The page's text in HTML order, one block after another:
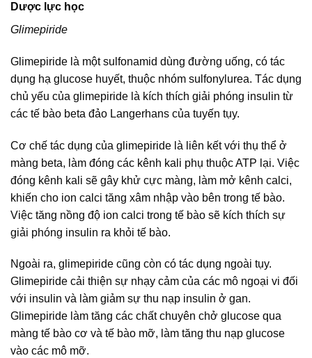
Dược lực học
Glimepiride
Glimepiride là một sulfonamid dùng đường uống, có tác
dụng hạ glucose huyết, thuộc nhóm sulfonylurea. Tác dụng
chủ yếu của glimepiride là kích thích giải phóng insulin từ
các tế bào beta đảo Langerhans của tuyến tụy.
Cơ chế tác dụng của glimepiride là liên kết với thụ thể ở
màng beta, làm đóng các kênh kali phụ thuộc ATP lại. Việc
đóng kênh kali sẽ gây khử cực màng, làm mở kênh calci,
khiến cho ion calci tăng xâm nhập vào bên trong tế bào.
Việc tăng nồng độ ion calci trong tế bào sẽ kích thích sự
giải phóng insulin ra khỏi tế bào.
Ngoài ra, glimepiride cũng còn có tác dụng ngoài tụy.
Glimepiride cải thiện sự nhạy cảm của các mô ngoại vi đối
với insulin và làm giảm sự thu nạp insulin ở gan.
Glimepiride làm tăng các chất chuyên chở glucose qua
màng tế bào cơ và tế bào mỡ, làm tăng thu nạp glucose
vào các mô mỡ.